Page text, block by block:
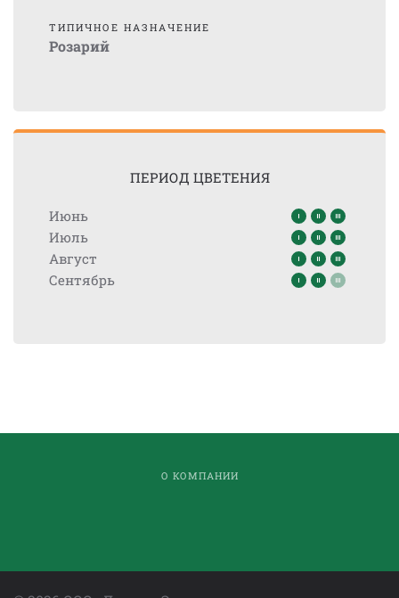
ТИПИЧНОЕ НАЗНАЧЕНИЕ
Розарий
ПЕРИОД ЦВЕТЕНИЯ
Июнь
Июль
Август
Сентябрь
О КОМПАНИИ